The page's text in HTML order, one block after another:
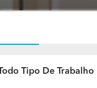
Tipo De Trabalho